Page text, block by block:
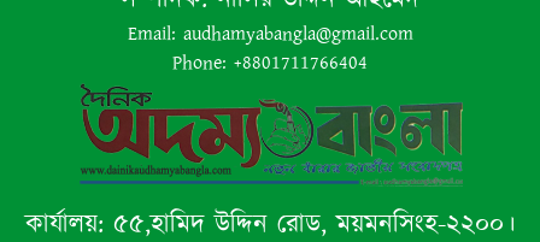
Email: audhamyabangla@gmail.com
Phone: +8801711766404
কার্যালয়: ৫৫,হামিদ উদ্দিন রোড, ময়মনসিংহ-২২০০।